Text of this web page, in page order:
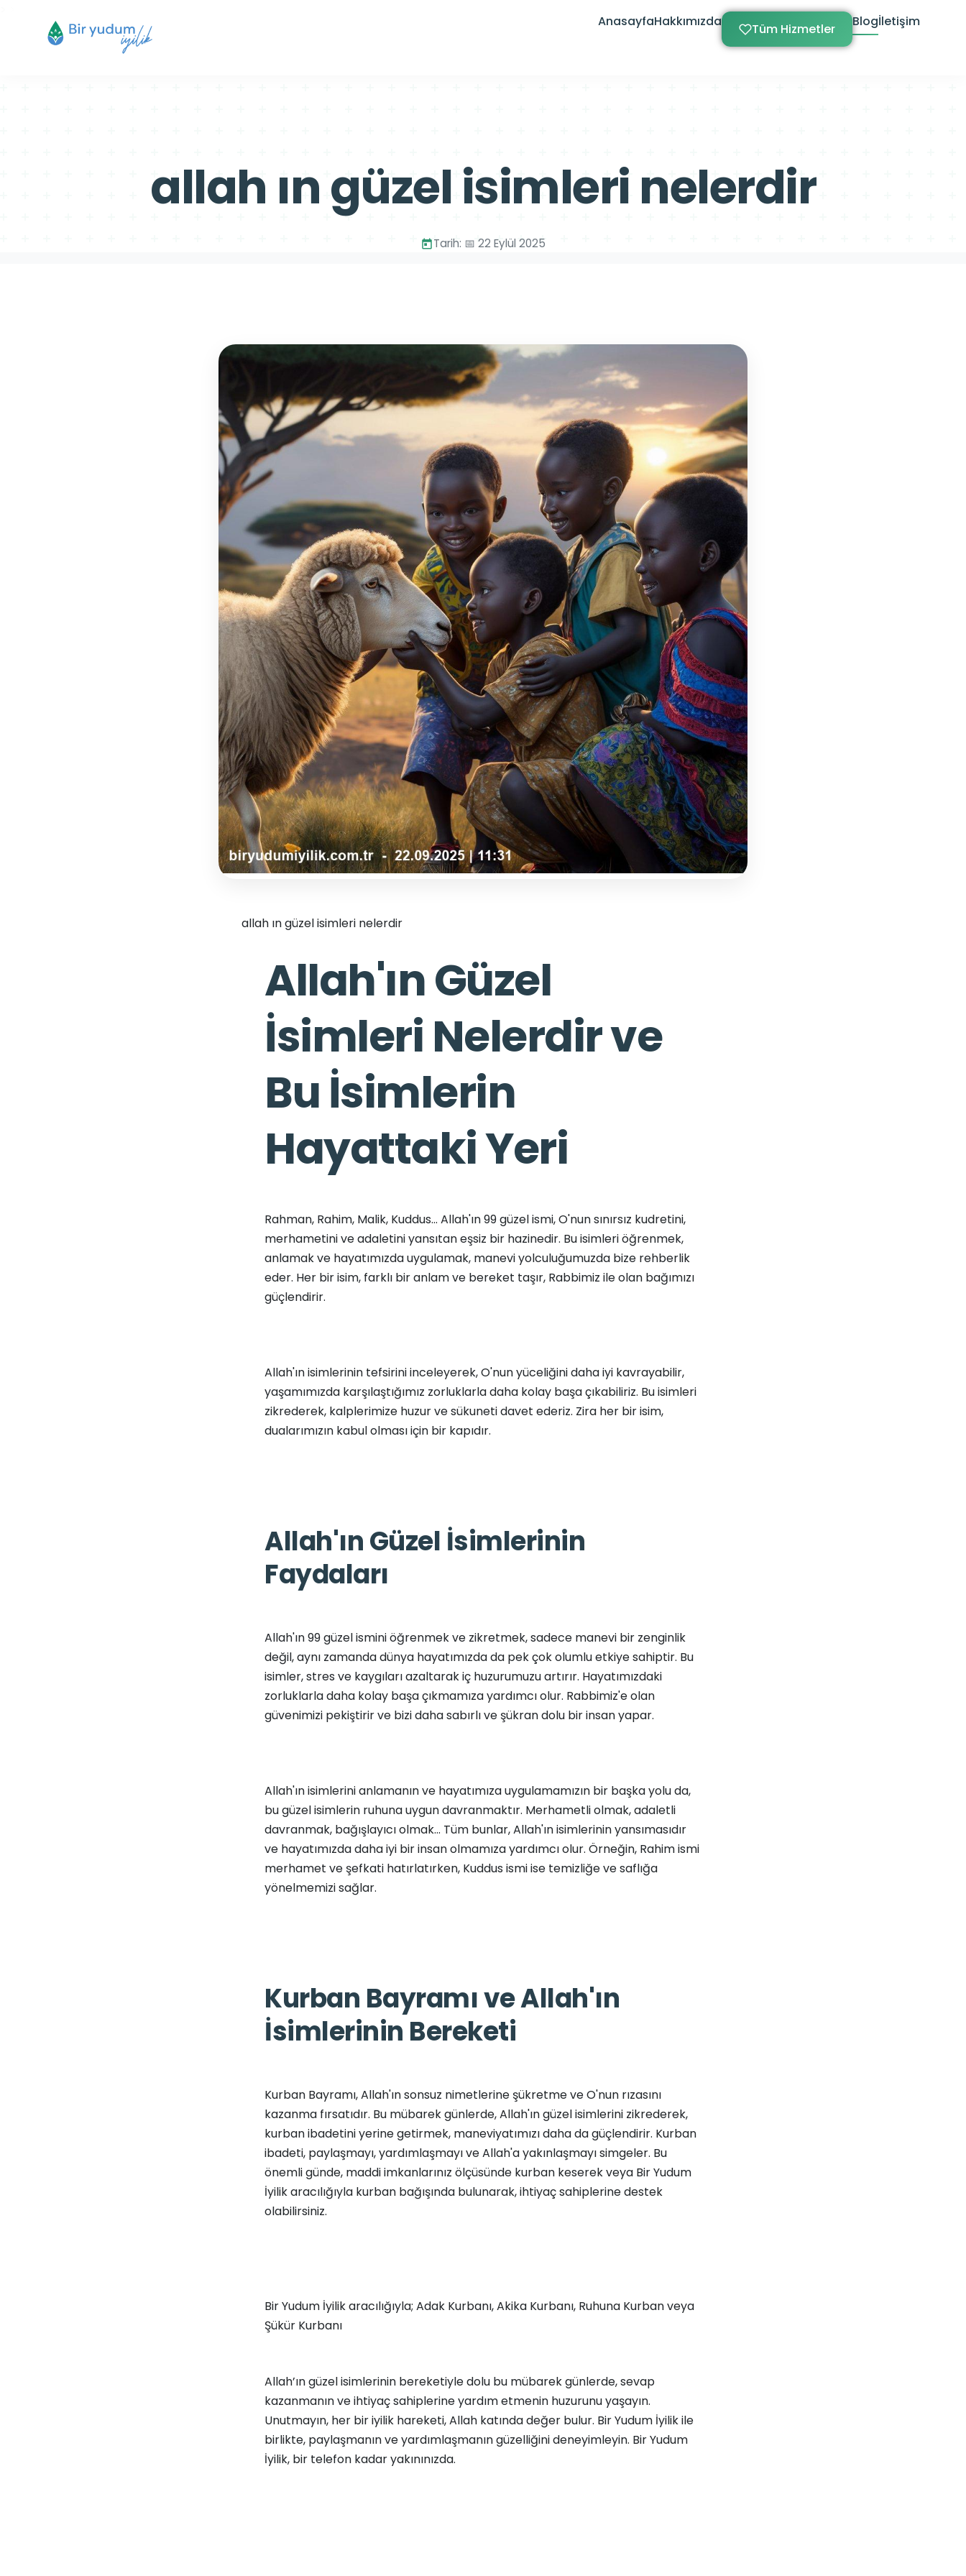
AnasayfaHakkımızda Tüm Hizmetler Blogİletişim
allah ın güzel isimleri nelerdir
Tarih: 📅 22 Eylül 2025
allah ın güzel isimleri nelerdir
Allah'ın Güzel
İsimleri Nelerdir ve
Bu İsimlerin
Hayattaki Yeri
Rahman, Rahim, Malik, Kuddus... Allah'ın 99 güzel ismi, O'nun sınırsız kudretini,
merhametini ve adaletini yansıtan eşsiz bir hazinedir. Bu isimleri öğrenmek,
anlamak ve hayatımızda uygulamak, manevi yolculuğumuzda bize rehberlik
eder. Her bir isim, farklı bir anlam ve bereket taşır, Rabbimiz ile olan bağımızı
güçlendirir.
Allah'ın isimlerinin tefsirini inceleyerek, O'nun yüceliğini daha iyi kavrayabilir,
yaşamımızda karşılaştığımız zorluklarla daha kolay başa çıkabiliriz. Bu isimleri
zikrederek, kalplerimize huzur ve sükuneti davet ederiz. Zira her bir isim,
dualarımızın kabul olması için bir kapıdır.
Allah'ın Güzel İsimlerinin
Faydaları
Allah'ın 99 güzel ismini öğrenmek ve zikretmek, sadece manevi bir zenginlik
değil, aynı zamanda dünya hayatımızda da pek çok olumlu etkiye sahiptir. Bu
isimler, stres ve kaygıları azaltarak iç huzurumuzu artırır. Hayatımızdaki
zorluklarla daha kolay başa çıkmamıza yardımcı olur. Rabbimiz'e olan
güvenimizi pekiştirir ve bizi daha sabırlı ve şükran dolu bir insan yapar.
Allah'ın isimlerini anlamanın ve hayatımıza uygulamamızın bir başka yolu da,
bu güzel isimlerin ruhuna uygun davranmaktır. Merhametli olmak, adaletli
davranmak, bağışlayıcı olmak... Tüm bunlar, Allah'ın isimlerinin yansımasıdır
ve hayatımızda daha iyi bir insan olmamıza yardımcı olur. Örneğin, Rahim ismi
merhamet ve şefkati hatırlatırken, Kuddus ismi ise temizliğe ve saflığa
yönelmemizi sağlar.
Kurban Bayramı ve Allah'ın
İsimlerinin Bereketi
Kurban Bayramı, Allah'ın sonsuz nimetlerine şükretme ve O'nun rızasını
kazanma fırsatıdır. Bu mübarek günlerde, Allah'ın güzel isimlerini zikrederek,
kurban ibadetini yerine getirmek, maneviyatımızı daha da güçlendirir. Kurban
ibadeti, paylaşmayı, yardımlaşmayı ve Allah'a yakınlaşmayı simgeler. Bu
önemli günde, maddi imkanlarınız ölçüsünde kurban keserek veya Bir Yudum
İyilik aracılığıyla kurban bağışında bulunarak, ihtiyaç sahiplerine destek
olabilirsiniz.
Bir Yudum İyilik aracılığıyla; Adak Kurbanı,Akika Kurbanı, Ruhuna Kurbanveya
Şükür Kurbanı
Allah’ın güzel isimlerinin bereketiyle dolu bu mübarek günlerde, sevap
kazanmanın ve ihtiyaç sahiplerine yardım etmenin huzurunu yaşayın.
Unutmayın, her bir iyilik hareketi, Allah katında değer bulur. Bir Yudum İyilik ile
birlikte, paylaşmanın ve yardımlaşmanın güzelliğini deneyimleyin. Bir Yudum
İyilik, bir telefon kadar yakınınızda.